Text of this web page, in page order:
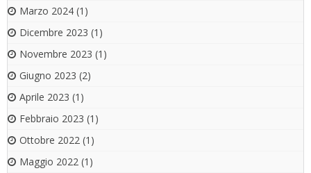
Marzo 2024 (1)
Dicembre 2023 (1)
Novembre 2023 (1)
Giugno 2023 (2)
Aprile 2023 (1)
Febbraio 2023 (1)
Ottobre 2022 (1)
Maggio 2022 (1)